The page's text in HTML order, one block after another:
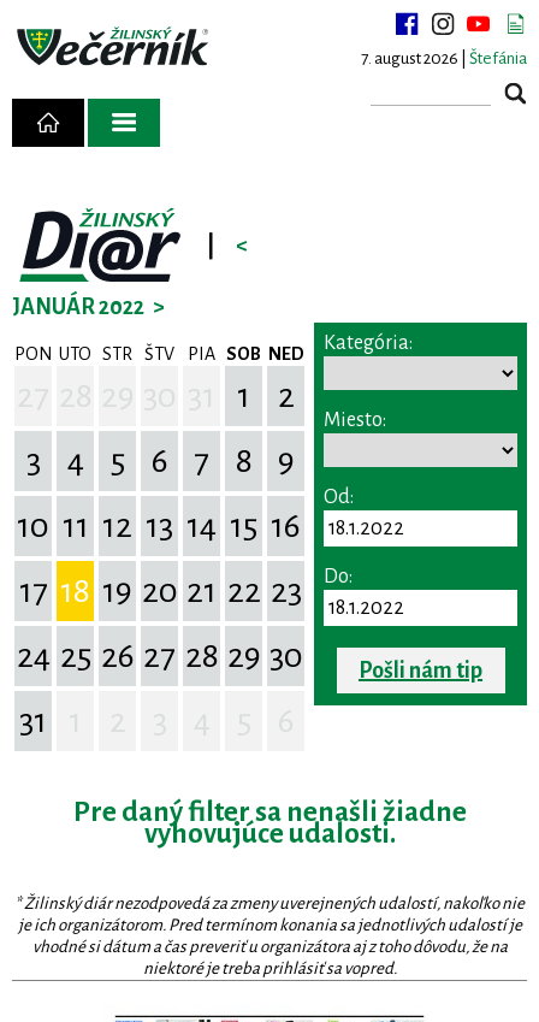
7. august 2026 | Štefánia
<
JANUÁR 2022 >
PON UTO STR ŠTV PIA SOB NED
1
2
3
4 5 6 7 8
9
10 11 12 13 14 15 16
17 18 19 20 21 22 23
24 25 26 27 28 29 30
31
Kategória:
Miesto:
Od:
Do:
Pošli nám tip
Pre daný filter sa nenašli žiadne
vyhovujúce udalosti.
* Žilinský diár nezodpovedá za zmeny uverejnených udalostí, nakoľko nie
je ich organizátorom. Pred termínom konania sa jednotlivých udalostí je
vhodné si dátum a čas preveriť u organizátora aj z toho dôvodu, že na
niektoré je treba prihlásiť sa vopred.